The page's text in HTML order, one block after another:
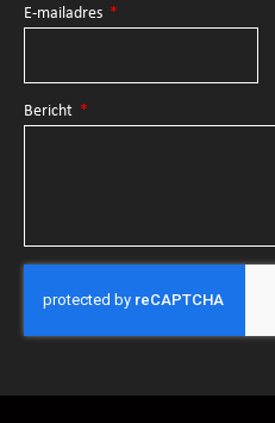
E-mailadres
Bericht